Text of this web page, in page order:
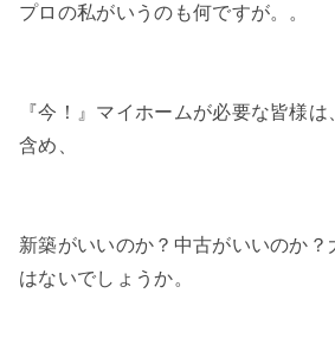
プロの私がいうのも何ですが。。
『今！』マイホームが必要な皆様
含め、
新築がいいのか？中古がいいのか
はないでしょうか。